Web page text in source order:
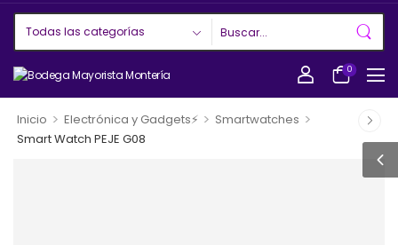
0
Inicio > Electrónica y Gadgets⚡ > Smartwatches >
Smart Watch PEJE G08